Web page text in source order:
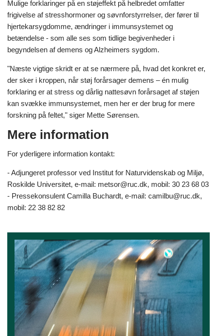
Mulige forklaringer på en støjeffekt på helbredet omfatter
frigivelse af stresshormoner og søvnforstyrrelser, der fører til
hjertekarsygdomme, ændringer i immunsystemet og
betændelse - som alle ses som tidlige begivenheder i
begyndelsen af demens og Alzheimers sygdom.
"Næste vigtige skridt er at se nærmere på, hvad det konkret er,
der sker i kroppen, når støj forårsager demens – én mulig
forklaring er at stress og dårlig nattesøvn forårsaget af støjen
kan svække immunsystemet, men her er der brug for mere
forskning på feltet," siger Mette Sørensen.
Mere information
For yderligere information kontakt:
- Adjungeret professor ved Institut for Naturvidenskab og Miljø,
Roskilde Universitet, e-mail: metsor@ruc.dk, mobil: 30 23 68 03
- Pressekonsulent Camilla Buchardt, e-mail: camilbu@ruc.dk,
mobil: 22 38 82 82